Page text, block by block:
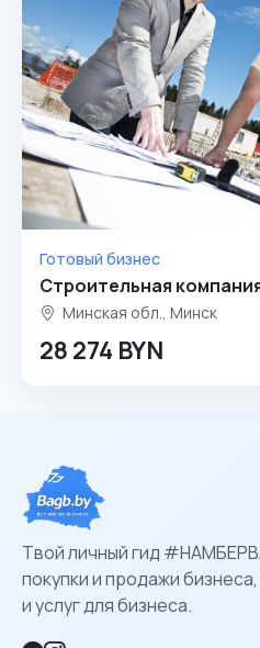
Готовый бизнес
Строительная
Минская обл., Минск
28 274 BYN
Твой личный гид
покупки и продажи
и услуг для бизнеса.